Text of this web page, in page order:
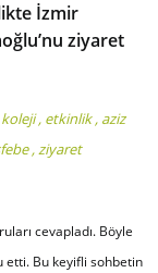
İzmir
ziyaret
, etkinlik, aziz
,ziyaret
cevapladı. Böyle
etti. Bu keyifli sohbetin